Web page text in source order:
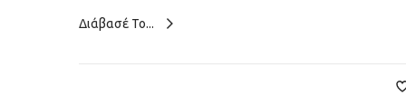
Διάβασέ Το...